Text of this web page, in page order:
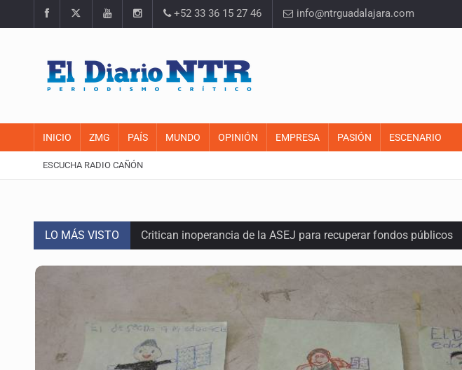
+52 33 36 15 27 46 info@ntrguadalajara.com
INICIO ZMG PAÍS MUNDO OPINIÓN EMPRESA PASIÓN ESCENARIO
ESCUCHA RADIO CAÑÓN
LO MÁS VISTO Critican inoperancia de la ASEJ para recuperar fondos públicos
Catean centro de operaciones de fraude inmobiliario en Zapopan
Ex policía es detenido por agresión y amenzas contra su pareja
Vecinos de Mirador de San Isidro denuncian tala; IJALVI lo niega
Reporta 627 acciones tras inundación en Balcones de Oblatos